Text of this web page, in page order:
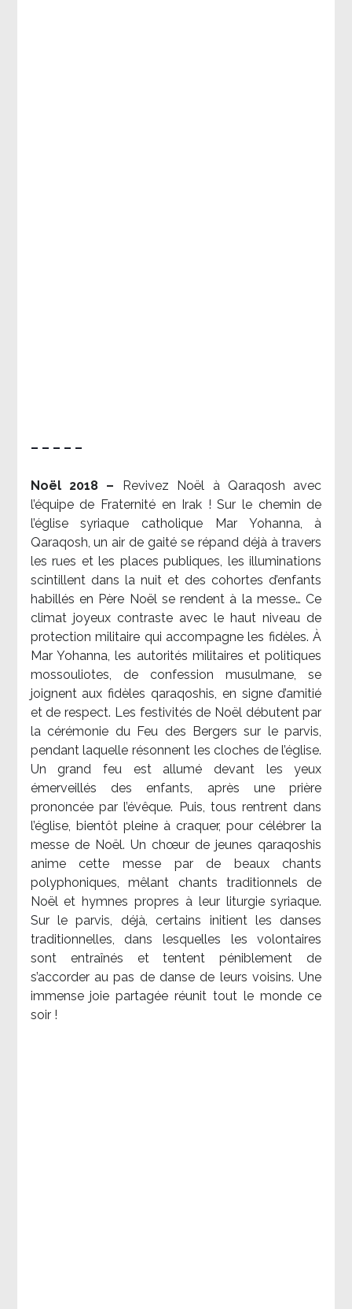
– – – – –
Noël 2018 –
Revivez Noël à Qaraqosh avec
l’équipe de Fraternité en Irak ! Sur le chemin de
l’église syriaque catholique Mar Yohanna, à
Qaraqosh, un air de gaité se répand déjà à travers
les rues et les places publiques, les illuminations
scintillent dans la nuit et des cohortes d’enfants
habillés en Père Noël se rendent à la messe… Ce
climat joyeux contraste avec le haut niveau de
protection militaire qui accompagne les fidèles. À
Mar Yohanna, les autorités militaires et politiques
mossouliotes, de confession musulmane, se
joignent aux fidèles qaraqoshis, en signe d’amitié
et de respect. Les festivités de Noël débutent par
la cérémonie du Feu des Bergers sur le parvis,
pendant laquelle résonnent les cloches de l’église.
Un grand feu est allumé devant les yeux
émerveillés des enfants, après une prière
prononcée par l’évêque. Puis, tous rentrent dans
l’église, bientôt pleine à craquer, pour célébrer la
messe de Noël. Un chœur de jeunes qaraqoshis
anime cette messe par de beaux chants
polyphoniques, mêlant chants traditionnels de
Noël et hymnes propres à leur liturgie syriaque.
Sur le parvis, déjà, certains initient les danses
traditionnelles, dans lesquelles les volontaires
sont entraînés et tentent péniblement de
s’accorder au pas de danse de leurs voisins. Une
immense joie partagée réunit tout le monde ce
soir !